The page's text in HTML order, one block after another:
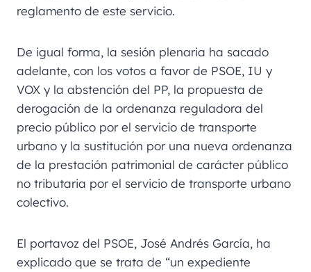
reglamento de este servicio.
De igual forma, la sesión plenaria ha sacado
adelante, con los votos a favor de PSOE, IU y
VOX y la abstención del PP, la propuesta de
derogación de la ordenanza reguladora del
precio público por el servicio de transporte
urbano y la sustitución por una nueva ordenanza
de la prestación patrimonial de carácter público
no tributaria por el servicio de transporte urbano
colectivo.
El portavoz del PSOE, José Andrés García, ha
explicado que se trata de “un expediente